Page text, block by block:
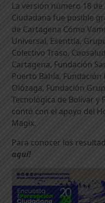
La versión número 18
Ciudadana fue posible
de Cartagena Cómo
Universal, Esenttia,
Colectivo Traso,
Cartagena, Fundación
Puerto Bahía,
Olózaga, Fundación
Tecnológica de Bolívar y
contó con el apoyo del
Magix.
Para conocer los
aquí!